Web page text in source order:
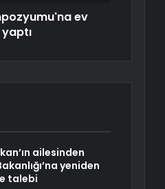
ev
ailesinden
yeniden
talebi